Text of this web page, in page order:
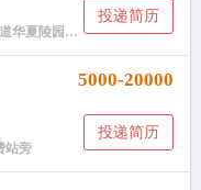
投递简历
陵园附近）
5000-20000
投递简历
站旁